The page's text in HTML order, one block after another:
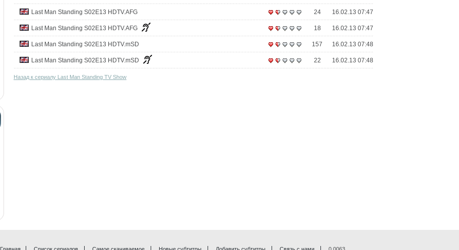
16.02.13 07:47
24
Last Man Standing S02E13 HDTV.AFG
16.02.13 07:47
18
Last Man Standing S02E13 HDTV.AFG
16.02.13 07:48
157
Last Man Standing S02E13 HDTV.mSD
16.02.13 07:48
22
Last Man Standing S02E13 HDTV.mSD
Назад к сериалу Last Man Standing TV Show